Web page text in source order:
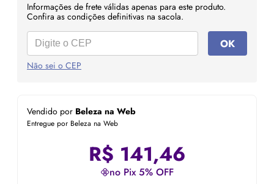
Informações de frete válidas apenas para este produto.
Confira as condições definitivas na sacola.
OK
Não sei o CEP
Vendido por Beleza na Web
Entregue por Beleza na Web
R$ 141,46
no Pix 5% OFF